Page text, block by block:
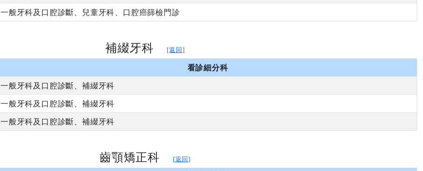
一般牙科及口腔診斷、兒童牙科、口腔癌篩檢門診
補綴牙科 [返回]
看診細分科
一般牙科及口腔診斷、補綴牙科
一般牙科及口腔診斷、補綴牙科
一般牙科及口腔診斷、補綴牙科
齒顎矯正科 [返回]